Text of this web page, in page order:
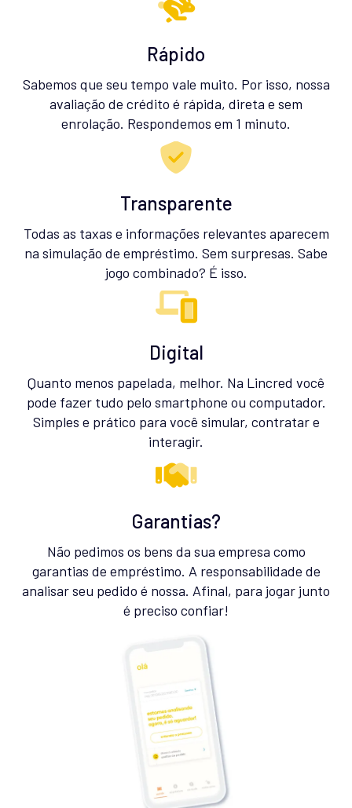
Rápido
Sabemos que seu tempo vale muito. Por isso, nossa
avaliação de crédito é rápida, direta e sem
enrolação. Respondemos em 1 minuto.
Transparente
Todas as taxas e informações relevantes aparecem
na simulação de empréstimo. Sem surpresas. Sabe
jogo combinado? É isso.
Digital
Quanto menos papelada, melhor. Na Lincred você
pode fazer tudo pelo smartphone ou computador.
Simples e prático para você simular, contratar e
interagir.
Garantias?
Não pedimos os bens da sua empresa como
garantias de empréstimo. A responsabilidade de
analisar seu pedido é nossa. Afinal, para jogar junto
é preciso confiar!